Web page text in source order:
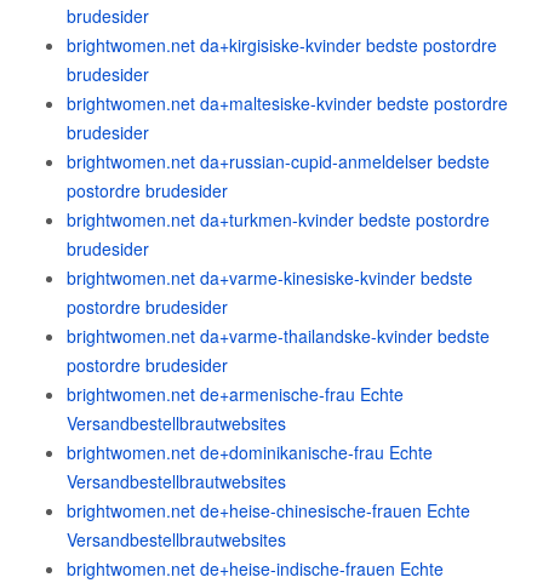
brudesider
brightwomen.net da+kirgisiske-kvinder bedste postordre
brudesider
brightwomen.net da+maltesiske-kvinder bedste postordre
brudesider
brightwomen.net da+russian-cupid-anmeldelser bedste
postordre brudesider
brightwomen.net da+turkmen-kvinder bedste postordre
brudesider
brightwomen.net da+varme-kinesiske-kvinder bedste
postordre brudesider
brightwomen.net da+varme-thailandske-kvinder bedste
postordre brudesider
brightwomen.net de+armenische-frau Echte
Versandbestellbrautwebsites
brightwomen.net de+dominikanische-frau Echte
Versandbestellbrautwebsites
brightwomen.net de+heise-chinesische-frauen Echte
Versandbestellbrautwebsites
brightwomen.net de+heise-indische-frauen Echte